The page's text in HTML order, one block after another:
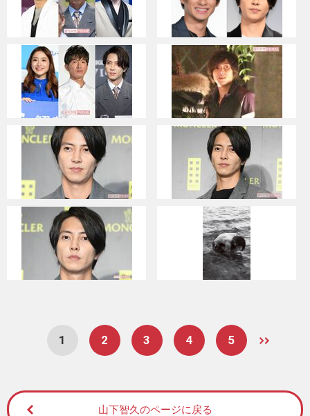
1 2 3 4 5
山下智久のページに戻る